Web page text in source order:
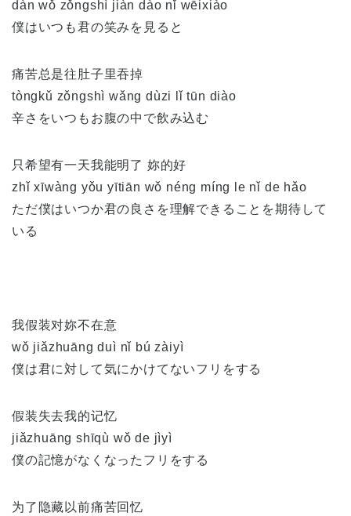
dàn wǒ zǒngshì jiàn dào nǐ wēixiào
僕はいつも君の笑みを見ると
痛苦总是往肚子里吞掉
tòngkǔ zǒngshì wǎng dùzi lǐ tūn diào
辛さをいつもお腹の中で飲み込む
只希望有一天我能明了 妳的好
zhǐ xīwàng yǒu yītiān wǒ néng míng le nǐ de hǎo
ただ僕はいつか君の良さを理解できることを期待して
いる
我假装对妳不在意
wǒ jiǎzhuāng duì nǐ bú zàiyì
僕は君に対して気にかけてないフリをする
假装失去我的记忆
jiǎzhuāng shīqù wǒ de jìyì
僕の記憶がなくなったフリをする
为了隐藏以前痛苦回忆